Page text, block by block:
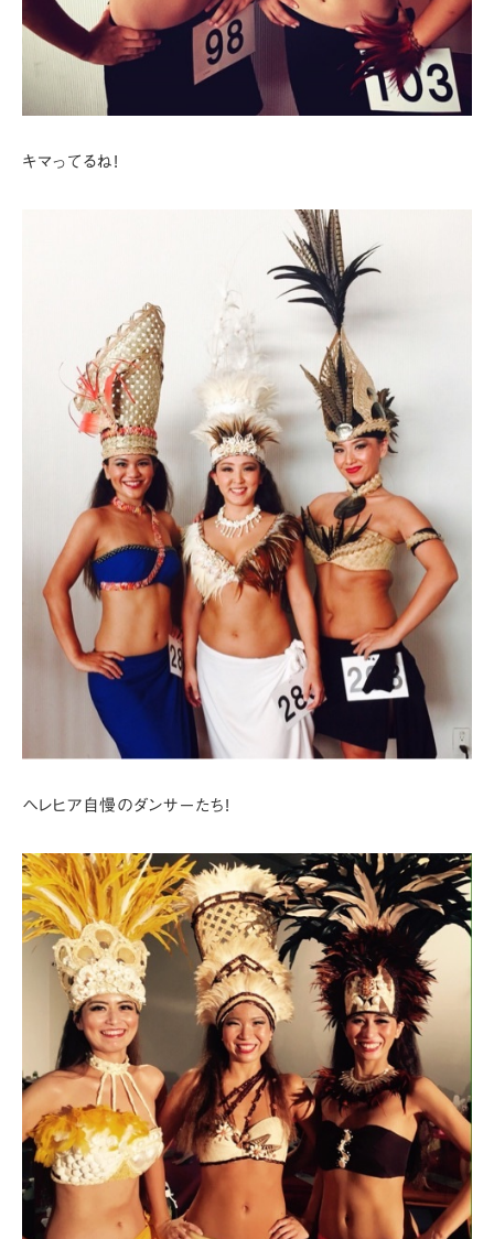
キマってるね!
ヘレヒア自慢のダンサーたち!